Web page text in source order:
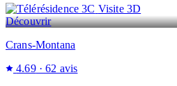
Visite 3D
Découvrir
Crans-Montana
4.69 · 62 avis